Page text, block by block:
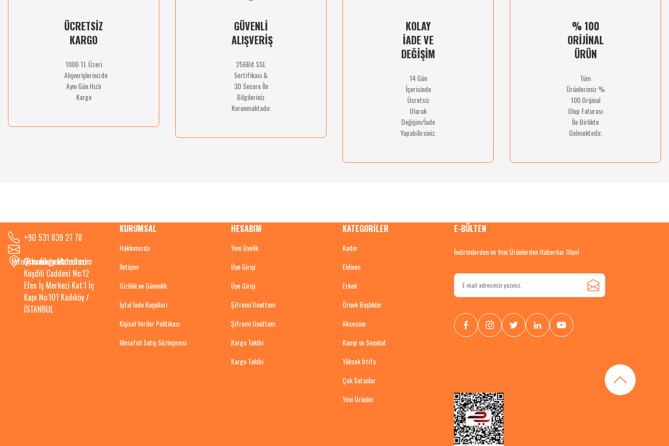
ÜCRETSİZ
KARGO
1000 TL Üzeri
Alışverişlerinizde
Aynı Gün Hızlı
Kargo
GÜVENLİ
ALIŞVERİŞ
256Bit SSL
Sertifikası &
3D Secure İle
Bilgileriniz
Korunmaktadır.
KOLAY
İADE VE
DEĞİŞİM
14 Gün
İçerisinde
Ücretsiz
Olarak
Değişim/İade
Yapabilirsiniz.
% 100
ORİJİNAL
ÜRÜN
Tüm
Ürünlerimiz %
100 Orijinal
Olup Faturası
İle Birlikte
Gelmektedir.
+90 531 839 27 78
info@kadikoyoutdoor.com
Osmanağa Mahallesi
Kuşdili Caddesi No:12
Efes İş Merkezi Kat:1 İç
Kapı No:101 Kadıköy /
İSTANBUL
KURUMSAL
Hakkımızda
İletişim
Gizlilik ve Güvenlik
İptal İade Koşullari
Kişisel Veriler Politikası
Mesafeli Satış Sözleşmesi
HESABIM
Yeni Üyelik
Üye Girişi
Üye Girişi
Şifremi Unuttum
Şifremi Unuttum
Kargo Takibi
Kargo Takibi
KATEGORİLER
Kadın
Eldiven
Erkek
Örnek Başlıklar
Aksesuar
Kamp ve Seyahat
Yüksek İrtifa
Çok Satanlar
Yeni Ürünler
E-BÜLTEN
İndirimlerden ve Yeni Ürünlerden Haberdar Olun!